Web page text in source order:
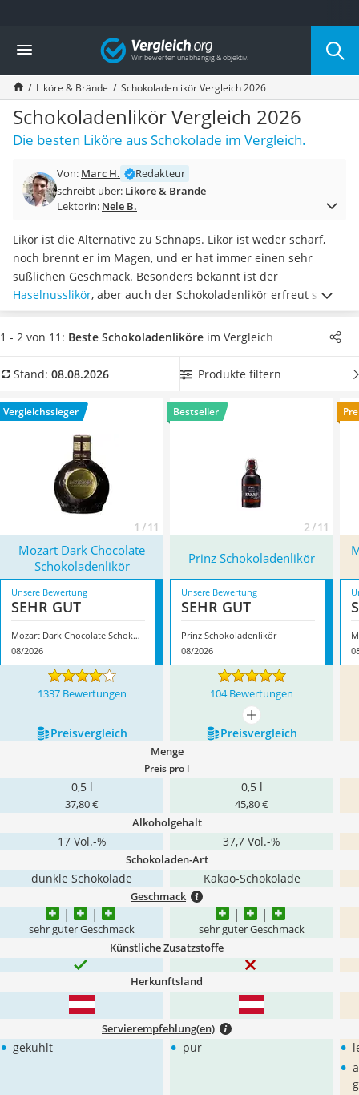
Die beliebtesten Vergleiche nach Kategorie
Lebensmittel
Schwarzkümmelöl
Knäckebrot
Schwarzkümmelöl-Kapseln
Manukahonig
Eiklar
Balsamico-Essig
Schwarzkümmelöl bio
Honig
Gemüsebrühe
Eiskaffee-Pulver
Irischer Whiskey
Grapefruitkernextrakt
Matcha-Set
MCT-Öl
Erythrit
Müsli ohne Zuckerzusatz
Vergleich
Liköre & Brände Schokoladenlikör Vergleich 2026
Schokoladenlikör Vergleich 2026
Die besten Liköre aus Schokolade im Vergleich.
Von: Marc H.
Redakteur
schreibt über: Liköre & Brände
Lektorin: Nele B.
Likör ist die Alternative zu Schnaps. Likör ist weder scharf,
noch brennt er im Magen, und er hat immer einen sehr
süßlichen Geschmack. Besonders bekannt ist der
Haselnusslikör, aber auch der Schokoladenlikör erfreut sich
großer Beliebtheit. Tests im Internet haben gezeigt, dass
mittlerweile vielebekannte Brennereien Schokoladenlikör im
Vergleichstabelle einen Schokoladenlikör, der zu Ihrem
Desserts werden, pur oder gekühlt trinken.
uns hier im August 2026 besonders das Modell
Chocolate Schokoladenlikör
1 - 2 von 11: Beste Schokoladenliköre im Vergleich
Stand: 08.08.2026 Produkte filtern
Vergleichssieger
1 / 11
Bestseller
2 / 11
Mozart Dark Chocolate
Schokoladenlikör
Prinz Schokoladenlikör
Unsere Bewertung
SEHR GUT
Mozart Dark Chocolate Schokoladenlikör
08/2026
Unsere Bewertung
SEHR GUT
Prinz Schokoladenlikör
08/2026
1337 Bewertungen 104 Bewertungen
mehr anzeigen
Preis­vergleich
Preis­vergleich
Menge
Preis pro l
0,5 l
37,80 €
0,5 l
45,80 €
Alkoholgehalt
17 Vol.-% 37,7 Vol.-%
Schokoladen-Art
dunkle Schokolade Kakao-Schokolade
Geschmack
sehr guter Geschmack sehr guter Geschmack
Künstliche Zusatzstoffe
Herkunftsland
Servierempfehlung(en)
• gekühlt • pur •
•